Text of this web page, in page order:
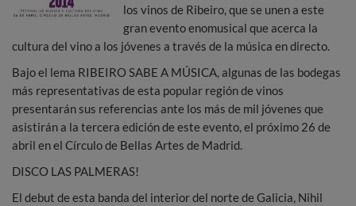
los vinos de Ribeiro, que se unen a este
gran evento enomusical que acerca la
cultura del vino a los jóvenes a través de la música en directo.
Bajo el lema RIBEIRO SABE A MÚSICA, algunas de las bodegas
más representativas de esta popular región de vinos
presentarán sus referencias ante los más de mil jóvenes que
asistirán a la tercera edición de este evento, el próximo 26 de
abril en el Círculo de Bellas Artes de Madrid.
DISCO LAS PALMERAS!
El debut de esta banda del interior del norte de Galicia, Nihil